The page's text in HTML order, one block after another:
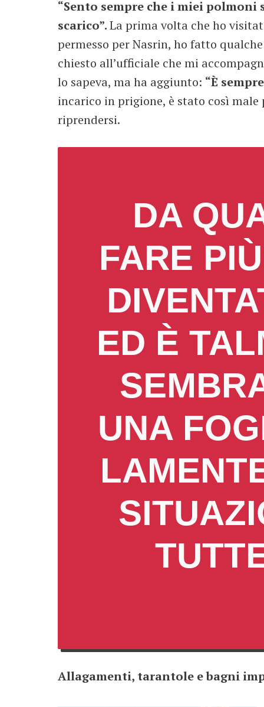
“Sento sempre che i miei polmoni
scarico”.La prima volta che ho
permesso per Nasrin, ho fatto
chiesto all’ufficiale che mi
lo sapeva, ma ha aggiunto: “È
incarico in prigione, è stato così
riprendersi.
DA
FARE
ED È
UNA
Allagamenti, tarantole e bagni